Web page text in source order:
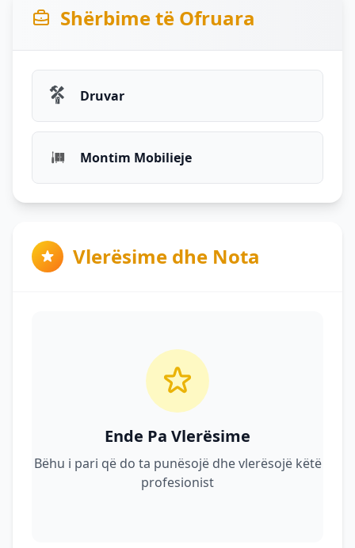
Shërbime të Ofruara
Druvar
Montim Mobilieje
Vlerësime dhe Nota
Ende Pa Vlerësime
Bëhu i pari që do ta punësojë dhe vlerësojë këtë
profesionist